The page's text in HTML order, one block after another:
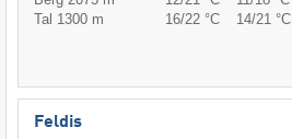
Tal 1300 m
16/22 °C 14/21 °C
Feldis